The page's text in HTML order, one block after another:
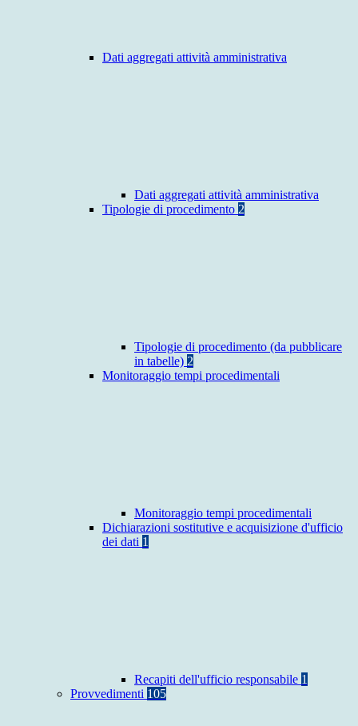
Dati aggregati attività amministrativa
Dati aggregati attività amministrativa
Tipologie di procedimento 2
Tipologie di procedimento (da pubblicare
in tabelle) 2
Monitoraggio tempi procedimentali
Monitoraggio tempi procedimentali
Dichiarazioni sostitutive e acquisizione d'ufficio
dei dati 1
Recapiti dell'ufficio responsabile 1
Provvedimenti 105